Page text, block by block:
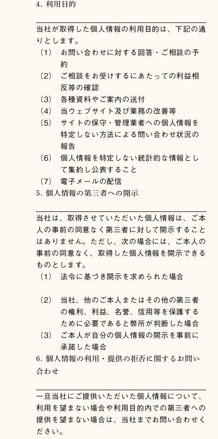
4. 利用目的
当社が取得した個人情報の利用目的は、下記の通
りとします。
（1）
お問い合わせに対する回答・ご相談の予
約
（2）
ご相談をお受けするにあたっての利益相
反等の確認
（3）
各種資料やご案内の送付
（4）
当ウェブサイト及び業務の改善等
（5）
サイトの保守・管理業者への個人情報を
特定しない方法による問い合わせ状況の
報告
（6）
個人情報を特定しない統計的な情報とし
て集約し公表すること
（7）
電子メールの配信
5. 個人情報の第三者への開示
当社は、取得させていただいた個人情報は、ご本
人の事前の同意なく第三者に対して開示すること
はありません。ただし、次の場合には、ご本人の
事前の同意なく、取得した個人情報を開示できる
ものとします。
（1）
法令に基づき開示を求められた場合
（2）
当社、他のご本人またはその他の第三者
の権利、利益、名誉、信用等を保護する
ために必要であると弊所が判断した場合
（3）
ご本人が自分の個人情報の開示を事前に
承諾した場合
6. 個人情報の利用・提供の拒否に関するお問い
合わせ
一旦当社にご提供いただいた個人情報について、
利用を望まない場合や利用目的内での第三者への
提供を望まない場合は、当社までお問い合わせく
ださい。